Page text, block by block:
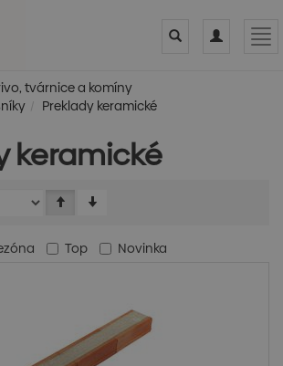
Toggle
Toggle
tvárnice a komíny
Preklady keramické
keramické
Top Novinka